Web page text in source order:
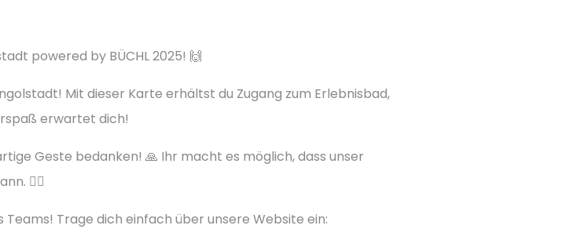
powered by BÜCHL 2025! 🙌
Mit dieser Karte erhältst du Zugang zum Erlebnisbad,
erwartet dich!
Geste bedanken! 🙏 Ihr macht es möglich, dass unser
🏊‍♂️
Trage dich einfach über unsere Website ein: